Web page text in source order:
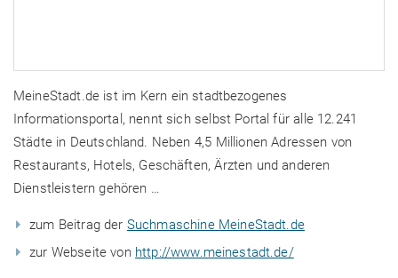
MeineStadt.de ist im Kern ein stadtbezogenes
Informationsportal, nennt sich selbst Portal für alle 12.241
Städte in Deutschland. Neben 4,5 Millionen Adressen von
Restaurants, Hotels, Geschäften, Ärzten und anderen
Dienstleistern gehören …
zum Beitrag der Suchmaschine MeineStadt.de
zur Webseite von http://www.meinestadt.de/